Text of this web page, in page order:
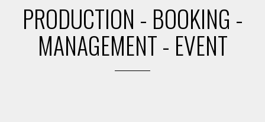
PRODUCTION - BOOKING -
MANAGEMENT - EVENT